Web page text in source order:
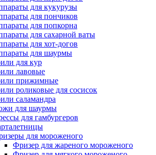
для кукурузы
для пончиков
для попкорна
для сахарной ваты
для хот-догов
для шаурмы
для кур
лавовые
прижимные
роликовые для сосисок
саламандра
для шаурмы
для гамбургеров
для мороженого
Фризер для жареного мороженого